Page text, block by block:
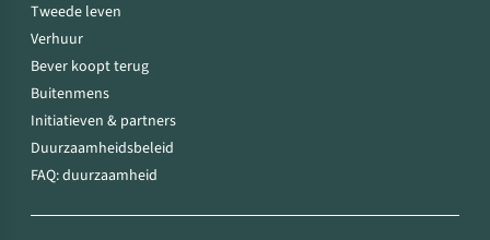
Tweede leven
Verhuur
Bever koopt terug
Buitenmens
Initiatieven & partners
Duurzaamheidsbeleid
FAQ: duurzaamheid